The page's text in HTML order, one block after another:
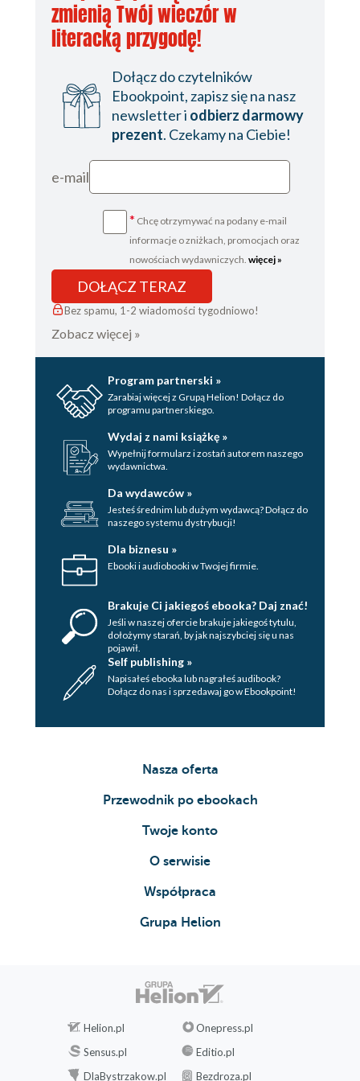
zmienią Twój wieczór w
literacką przygodę!
Dołącz do czytelników
Ebookpoint, zapisz się na nasz
newsletter i odbierz darmowy
prezent. Czekamy na Ciebie!
e-mail
* Chcę otrzymywać na podany e-mail
informacje o zniżkach, promocjach oraz
nowościach wydawniczych. więcej »
DOŁĄCZ TERAZ
Bez spamu, 1-2 wiadomości tygodniowo!
Zobacz więcej »
Program partnerski »
Zarabiaj więcej z Grupą Helion! Dołącz do
programu partnerskiego.
Wydaj z nami książkę »
Wypełnij formularz i zostań autorem naszego
wydawnictwa.
Da wydawców »
Jesteś średnim lub dużym wydawcą? Dołącz do
naszego systemu dystrybucji!
Dla biznesu »
Ebooki i audiobooki w Twojej firmie.
Brakuje Ci jakiegoś ebooka? Daj znać!
Jeśli w naszej ofercie brakuje jakiegoś tytulu,
dołożymy starań, by jak najszybciej się u nas
pojawił.
Self publishing »
Napisałeś ebooka lub nagrałeś audibook?
Dołącz do nas i sprzedawaj go w Ebookpoint!
Nasza oferta
Przewodnik po ebookach
Twoje konto
O serwisie
Współpraca
Grupa Helion
Helion.pl
Onepress.pl
Sensus.pl
Editio.pl
DlaBystrzakow.pl
Bezdroza.pl